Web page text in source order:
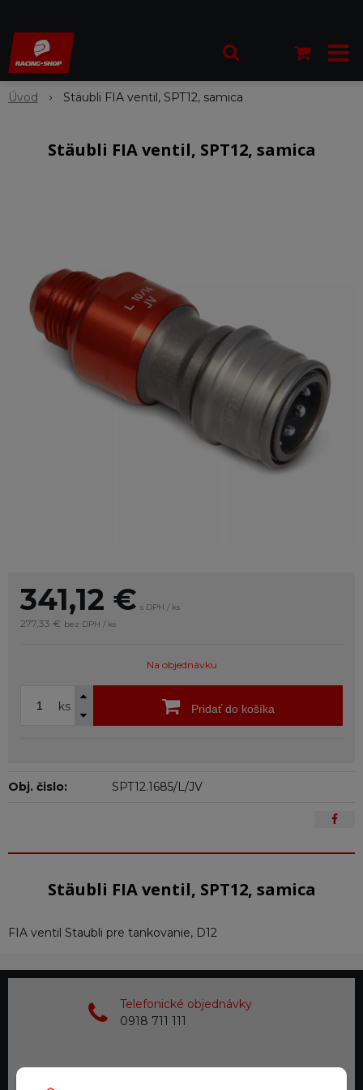
Úvod Stäubli FIA ventil, SPT12, samica
Stäubli FIA ventil, SPT12, samica
341,12 € s DPH / ks
277,33 € bez DPH / ks
Na objednávku
ks Pridať do košíka
Obj. čislo: SPT12.1685/L/JV
Stäubli FIA ventil, SPT12, samica
FIA ventil Staubli pre tankovanie, D12
Telefonické objednávky
0918 711 111